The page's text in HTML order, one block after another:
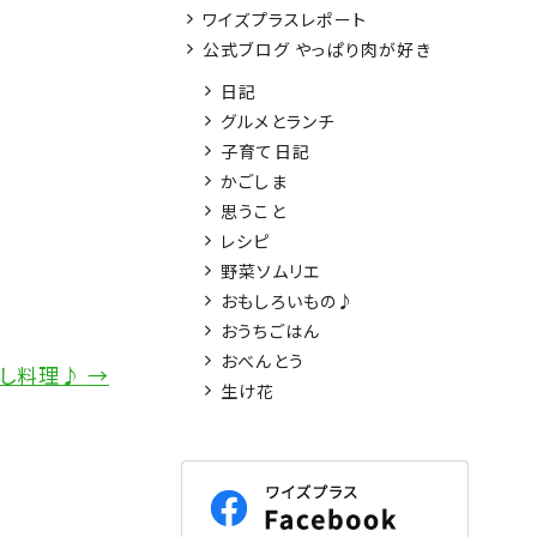
料理♪ →
ワイズプラスレポート
公式ブログ やっぱり肉が好き
日記
グルメとランチ
子育て日記
かごしま
思うこと
レシピ
野菜ソムリエ
おもしろいもの♪
おうちごはん
おべんとう
生け花